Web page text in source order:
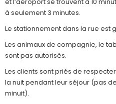
à seulement 3 minutes.
Le stationnement dans la rue est
Les animaux de compagnie, le
sont pas autorisés.
Les clients sont priés de
la nuit pendant leur séjour (pas
minuit).